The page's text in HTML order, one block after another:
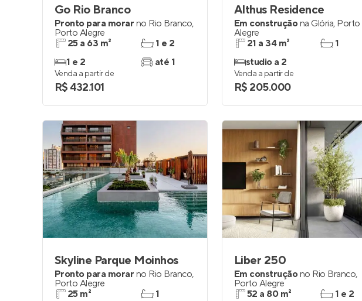
Go Rio Branco
Pronto para morar no Rio Branco,
Porto Alegre
25 a 63 m²
1 e 2
1 e 2
até 1
Venda a partir de
R$ 432.101
Althus Residence
Em construçãona Glória, Porto
Alegre
21 a 34 m²
studio a 2
1
Venda a partir de
R$ 205.000
Skyline Parque Moinhos
Pronto para morar no Rio Branco,
Porto Alegre
25 m²
1
Liber 250
Em construçãono Rio Branco,
Porto Alegre
52 a 80 m²
1 e 2